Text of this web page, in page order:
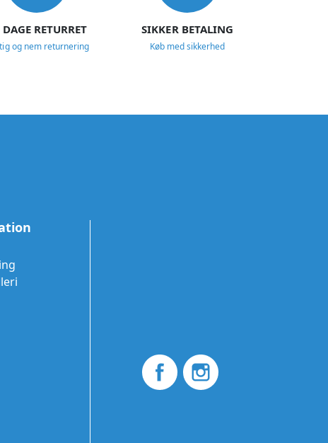
RETURRET
og nem returnering
SIKKER BETALING
Køb med sikkerhed